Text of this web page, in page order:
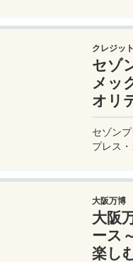
クレジッ
セゾ
メッ
オリ
セゾン
プレス
最適で
スと実
たのビ
大阪万博
大阪
ース
楽し